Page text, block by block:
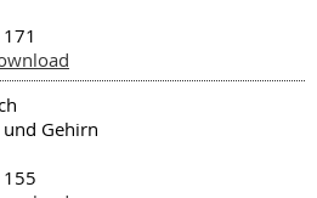
171
Gehirn
155